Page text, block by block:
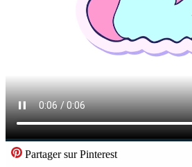
Partager sur Pinterest